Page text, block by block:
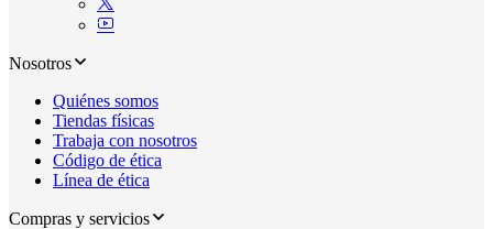
Nosotros
Quiénes somos
Tiendas físicas
Trabaja con nosotros
Código de ética
Línea de ética
Compras y servicios